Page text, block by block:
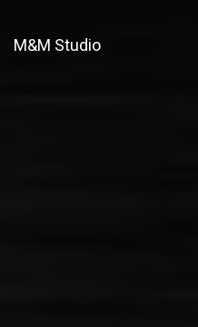
M&M Studio